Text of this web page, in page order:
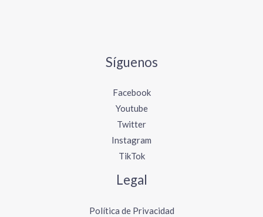
Síguenos
Facebook
Youtube
Twitter
Instagram
TikTok
Legal
Política de Privacidad